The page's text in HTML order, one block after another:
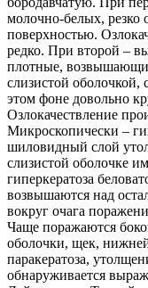
молочно-белых, резко
поверхностью.
редко. При второй –
плотные,
слизистой оболочкой,
этом фоне довольно
Озлокачествление
Микроскопически –
шиловидный слой
слизистой оболочке
гиперкератоза
возвышаются над
вокруг очага
Чаще поражаются
оболочки, щек,
паракератоза,
обнаруживается